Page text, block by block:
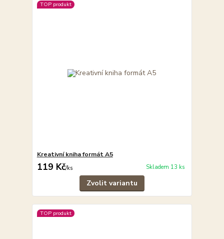
TOP produkt
Kreativní kniha formát A5
119 Kč/ks Skladem 13 ks
Zvolit variantu
TOP produkt